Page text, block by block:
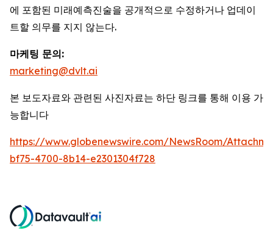
에 포함된 미래예측진술을 공개적으로 수정하거나 업데이
트할 의무를 지지 않는다.
마케팅 문의:
marketing@dvlt.ai
본 보도자료와 관련된 사진자료는 하단 링크를 통해 이용 가
능합니다
https://www.globenewswire.com/NewsRoom/
bf75-4700-8b14-e2301304f728